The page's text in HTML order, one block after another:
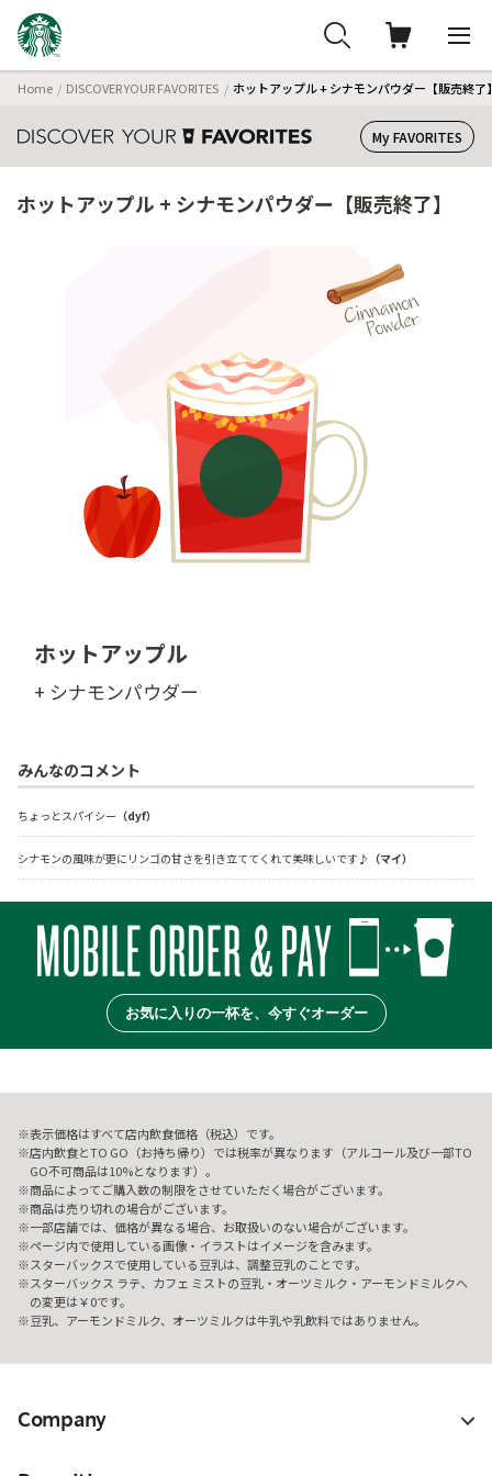
Home DISCOVER YOUR FAVORITES ホットアップル + シナモンパウダー【販売終了
My FAVORITES
ホットアップル + シナモンパウダー【販売終了】
ホットアップル
+ シナモンパウダー
みんなのコメント
ちょっとスパイシー （dyf）
シナモンの風味が更にリンゴの甘さを引き立ててくれて美味しいです♪ （マイ）
お気に入りの一杯を、今すぐオーダー
表示価格はすべて店内飲食価格（税込）です。
店内飲食とTO GO（お持ち帰り）では税率が異なります（アルコール及び一部TO
GO不可商品は10%となります）。
商品によってご購入数の制限をさせていただく場合がございます。
商品は売り切れの場合がございます。
一部店舗では、価格が異なる場合、お取扱いのない場合がございます。
ページ内で使用している画像・イラストはイメージを含みます。
スターバックスで使用している豆乳は、調整豆乳のことです。
スターバックス ラテ、カフェ ミストの豆乳・オーツミルク・アーモンドミルクへ
の変更は￥0です。
豆乳、アーモンドミルク、オーツミルクは牛乳や乳飲料ではありません。
Company